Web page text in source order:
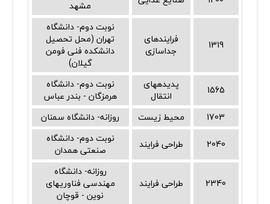
مشهد
1319
فرایندهای
جداسازی
نوبت دوم- دانشگاه
تهران (محل تحصیل
دانشکده فنی فومن
گیلان)
1565
پدیدههای
انتقال
نوبت دوم- دانشگاه
هرمزگان - بندر عباس
1703
محیط زیست
روزانه- دانشگاه سمنان
2040
طراحی فرایند
نوبت دوم- دانشگاه
صنعتی همدان
2340 طراحی فرایند
روزانه- دانشگاه
مهندسی فناوریهای
نوین - قوچان